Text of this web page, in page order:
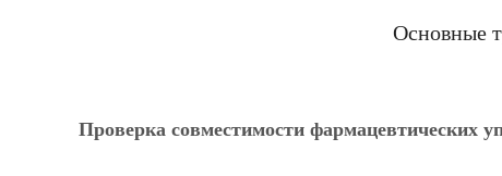
Основные
Проверка совместимости фармацевтических